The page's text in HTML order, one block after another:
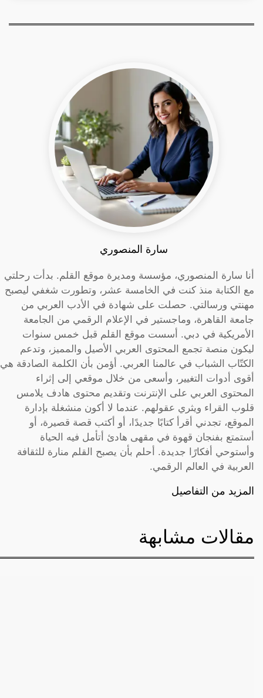
سارة المنصوري
أنا سارة المنصوري، مؤسسة ومديرة موقع القلم. بدأت رحلتي
مع الكتابة منذ كنت في الخامسة عشر، وتطورت شغفي ليصبح
مهنتي ورسالتي. حصلت على شهادة في الأدب العربي من
جامعة القاهرة، وماجستير في الإعلام الرقمي من الجامعة
الأمريكية في دبي. أسست موقع القلم قبل خمس سنوات
ليكون منصة تجمع المحتوى العربي الأصيل والمميز، وتدعم
الكتّاب الشباب في عالمنا العربي. أؤمن بأن الكلمة الصادقة هي
أقوى أدوات التغيير، وأسعى من خلال موقعي إلى إثراء
المحتوى العربي على الإنترنت وتقديم محتوى هادف يلامس
قلوب القراء ويثري عقولهم. عندما لا أكون منشغلة بإدارة
الموقع، تجدني أقرأ كتابًا جديدًا، أو أكتب قصة قصيرة، أو
أستمتع بفنجان قهوة في مقهى هادئ أتأمل فيه الحياة
وأستوحي أفكارًا جديدة. أحلم بأن يصبح القلم منارة للثقافة
العربية في العالم الرقمي.
المزيد من التفاصيل
مقالات مشابهة